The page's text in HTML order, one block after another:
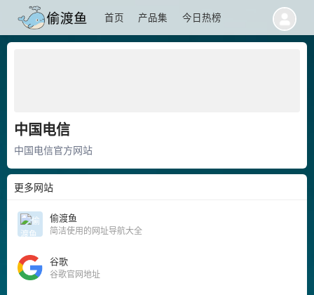
首页 产品集 今日热榜
中国电信
中国电信官方网站
更多网站
偷渡鱼
简洁使用的网址导航大全
谷歌
谷歌官网地址